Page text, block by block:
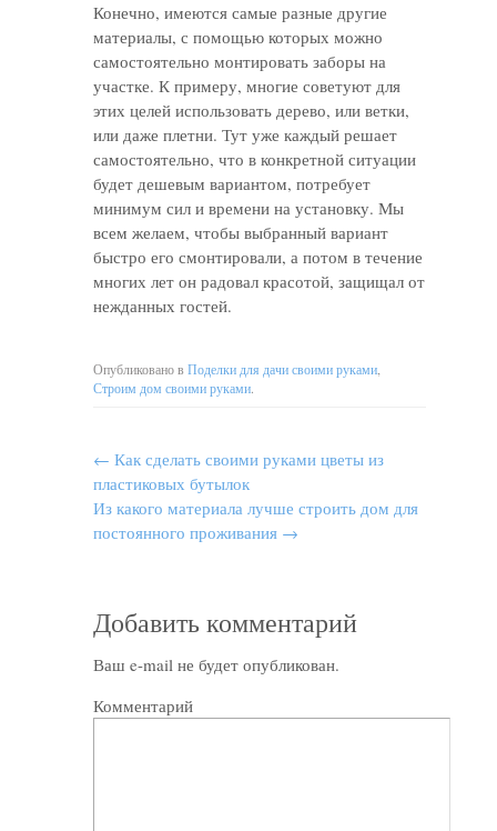
Конечно, имеются самые разные другие
материалы, с помощью которых можно
самостоятельно монтировать заборы на
участке. К примеру, многие советуют для
этих целей использовать дерево, или ветки,
или даже плетни. Тут уже каждый решает
самостоятельно, что в конкретной ситуации
будет дешевым вариантом, потребует
минимум сил и времени на установку. Мы
всем желаем, чтобы выбранный вариант
быстро его смонтировали, а потом в течение
многих лет он радовал красотой, защищал от
нежданных гостей.
Опубликовано в Поделки для дачи своими руками
Строим дом своими руками.
← Как сделать своими руками цветы из
пластиковых бутылок
Из какого материала лучше строить дом для
постоянного проживания →
Добавить комментарий
Ваш e-mail не будет опубликован.
Комментарий